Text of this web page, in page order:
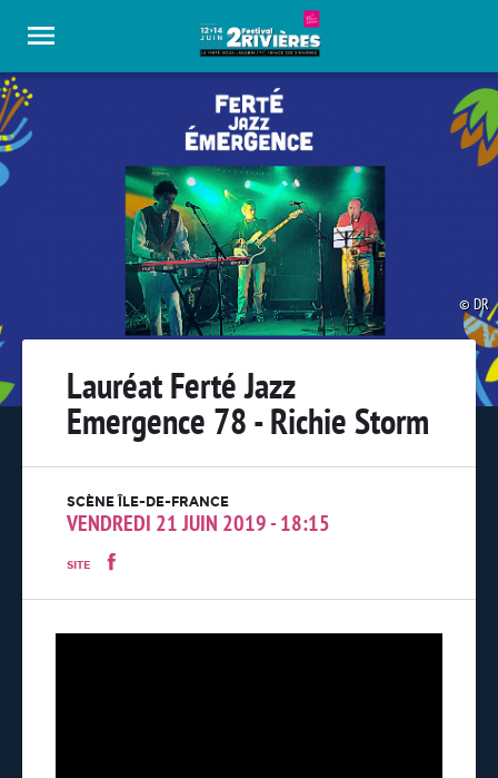
DR
Lauréat Ferté Jazz
Emergence 78 - Richie Storm
SCÈNE ÎLE-DE-FRANCE
VENDREDI 21 JUIN 2019 - 18:15
SITE